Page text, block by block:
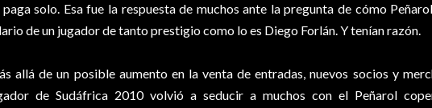
paga solo. Esa fue la respuesta de muchos ante la pregunta de cómo
de un jugador de tanto prestigio como lo es Diego Forlán. Y tenían razón.
allá de un posible aumento en la venta de entradas, nuevos socios y
de Sudáfrica 2010 volvió a seducir a muchos con el Peñarol